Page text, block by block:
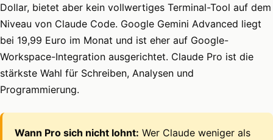
Dollar, bietet aber kein vollwertiges Terminal-Tool auf dem
Niveau von Claude Code. Google Gemini Advanced liegt
bei 19,99 Euro im Monat und ist eher auf Google-
Workspace-Integration ausgerichtet. Claude Pro ist die
stärkste Wahl für Schreiben, Analysen und
Programmierung.
Wann Pro sich nicht lohnt: Wer Claude weniger als